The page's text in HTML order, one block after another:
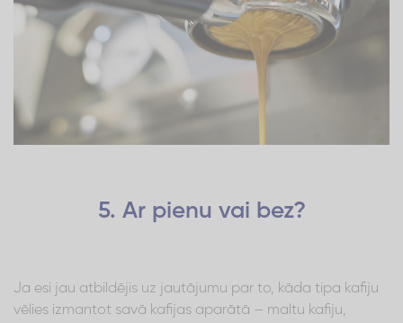
5. Ar pienu vai bez?
Ja esi jau atbildējis uz jautājumu par to, kāda tipa kafiju
vēlies izmantot savā kafijas aparātā – maltu kafiju,